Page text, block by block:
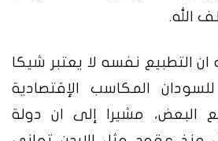
الله.
التطبيع نفسه لا يعتبر شيكا
المكاسب الإقتصادية
البعض، مشيرا إلى ان دولة